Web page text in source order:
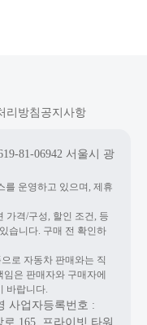
리방침 공지사항
81-06942 서울시 광
를 운영하고 있으며, 제휴
가격/구성, 할인 조건, 등
습니다. 구매 전 확인하
로 자동차 판매와는 직
은 판매자와 구매자에
바랍니다.
사업자등록번호 :
165, 프라이빗 타워